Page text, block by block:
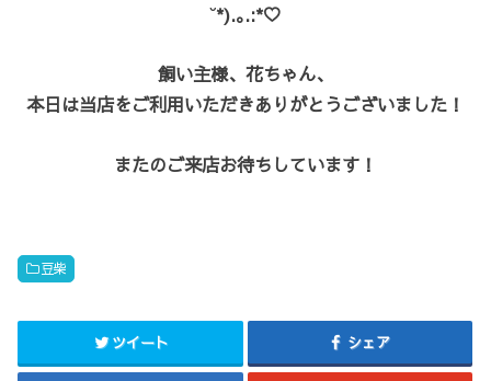
˘*).｡.:*♡
飼い主様、花ちゃん、
本日は当店をご利用いただきありがとうございました！
またのご来店お待ちしています！
豆柴
ツイート シェア